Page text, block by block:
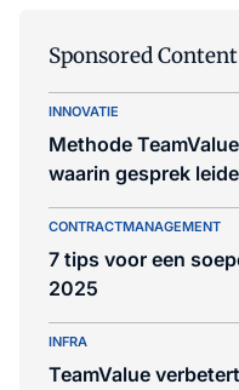
Sponsored Content
INNOVATIE
Methode
waarin gesprek
CONTRACTMANAGEMENT
7 tips voor een
2025
INFRA
TeamValue